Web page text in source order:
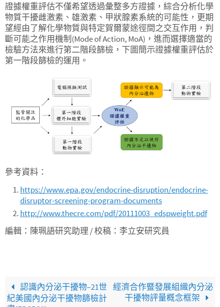
證據權重評估不僅希望透過彙整多方證據，綜合分析化學
物質干擾雌激素、雄激素、甲狀腺素系統的可能性，更期
望經由了解化學物質與特定賀爾蒙途徑間之交互作用，判
斷可能之作用機制(Mode of Action, MoA)，進而選擇適當的
檢驗方法來進行第二階段篩檢，下圖簡示證據權重評估於
第一階段篩檢的運用。
參考資料：
https://www.epa.gov/endocrine-disruption/endocrine-
disruptor-screening-program-documents
http://www.thecre.com/pdf/20111003_edspweight.pdf
編輯：陳珮語研究助理 / 校稿：李立安研究員
認識內分泌干擾物–21世
紀美國內分泌干擾物篩檢計
經濟合作暨發展組織內分泌
干擾物評量概念框架